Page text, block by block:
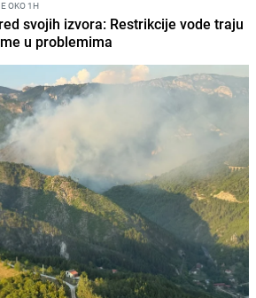
OKO 1H
svojih izvora: Restrikcije vode traju
u problemima